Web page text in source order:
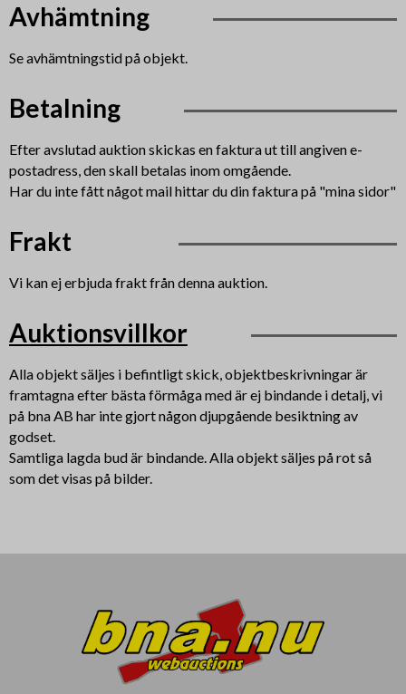
Avhämtning
Se avhämtningstid på objekt.
Betalning
Efter avslutad auktion skickas en faktura ut till angiven e-
postadress, den skall betalas inom omgående.
Har du inte fått något mail hittar du din faktura på "mina sidor"
Frakt
Vi kan ej erbjuda frakt från denna auktion.
Auktionsvillkor
Alla objekt säljes i befintligt skick, objektbeskrivningar är
framtagna efter bästa förmåga med är ej bindande i detalj, vi
på bna AB har inte gjort någon djupgående besiktning av
godset.
Samtliga lagda bud är bindande. Alla objekt säljes på rot så
som det visas på bilder.